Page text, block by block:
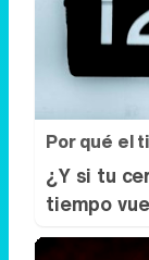
Por qué el
¿Y si tu
tiempo